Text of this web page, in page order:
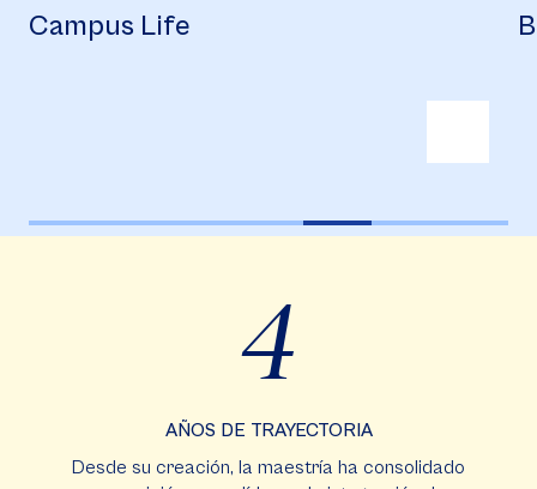
Campus Life
4
AÑOS DE TRAYECTORIA
Desde su creación, la maestría ha consolidado